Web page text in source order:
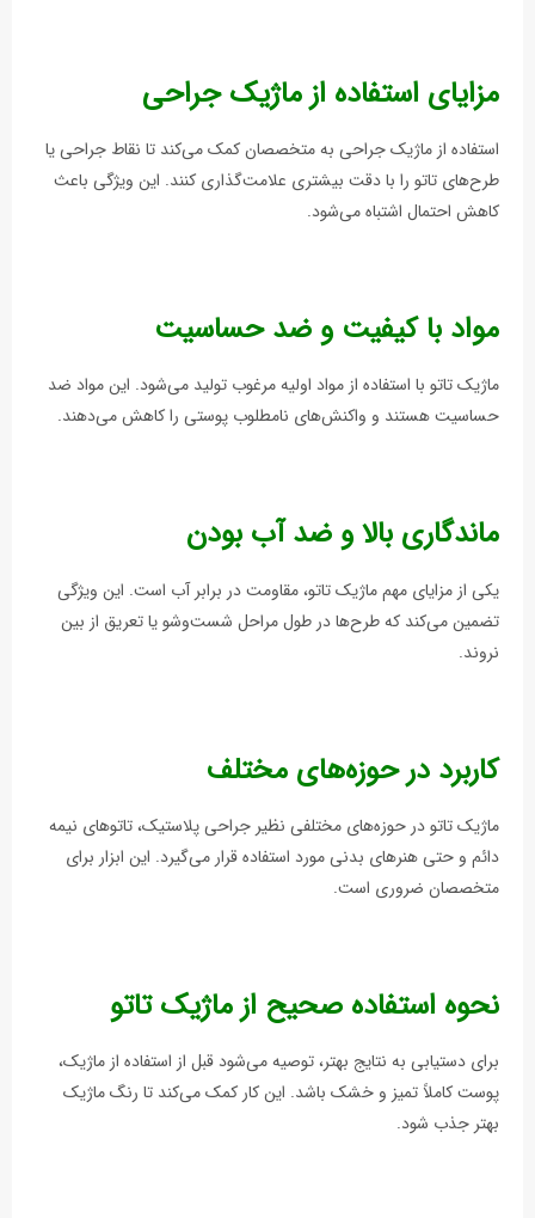
مزایای استفاده از ماژیک جراحی
استفاده از ماژيک جراحی به متخصصان کمک می‌کند تا نقاط جراحی یا
طرح‌های تاتو را با دقت بیشتری علامت‌گذاری کنند. این ویژگی باعث
کاهش احتمال اشتباه می‌شود.
مواد با کیفیت و ضد حساسیت
ماژیک تاتو با استفاده از مواد اولیه مرغوب تولید می‌شود. این مواد ضد
حساسیت هستند و واکنش‌های نامطلوب پوستی را کاهش می‌دهند.
ماندگاری بالا و ضد آب بودن
یکی از مزایای مهم ماژیک تاتو، مقاومت در برابر آب است. این ویژگی
تضمین می‌کند که طرح‌ها در طول مراحل شست‌وشو یا تعریق از بین
نروند.
کاربرد در حوزه‌های مختلف
ماژيک تاتو در حوزه‌های مختلفی نظیر جراحی پلاستیک، تاتوهای نیمه
دائم و حتی هنرهای بدنی مورد استفاده قرار می‌گیرد. این ابزار برای
متخصصان ضروری است.
نحوه استفاده صحیح از ماژیک تاتو
برای دستیابی به نتایج بهتر، توصیه می‌شود قبل از استفاده از ماژیک،
پوست کاملاً تمیز و خشک باشد. این کار کمک می‌کند تا رنگ ماژیک
بهتر جذب شود.